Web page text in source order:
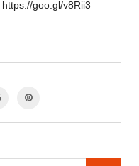
https://goo.gl/v8Rii3